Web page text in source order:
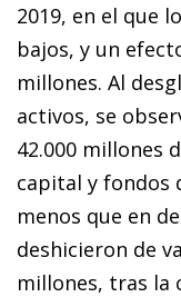
2019, en el que
bajos, y un
millones. Al
activos, se
42.000 millones
capital y fondos
menos que en
deshicieron de
millones, tras la